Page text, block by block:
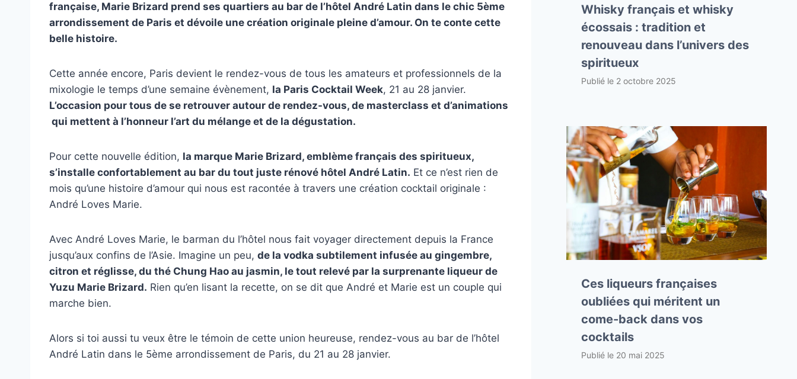
française, Marie Brizard prend ses quartiers au bar de l’hôtel André Latin dans le chic 5ème
arrondissement de Paris et dévoile une création originale pleine d’amour. On te conte cette
belle histoire.
Cette année encore, Paris devient le rendez-vous de tous les amateurs et professionnels de la
mixologie le temps d’une semaine évènement, la Paris Cocktail Week, 21 au 28 janvier.
L’occasion pour tous de se retrouver autour de rendez-vous, de masterclass et d’animations
qui mettent à l’honneur l’art du mélange et de la dégustation.
Pour cette nouvelle édition, la marque Marie Brizard, emblème français des spiritueux,
s’installe confortablement au bar du tout juste rénové hôtel André Latin. Et ce n’est rien de
mois qu’une histoire d’amour qui nous est racontée à travers une création cocktail originale :
André Loves Marie.
Avec André Loves Marie, le barman du l’hôtel nous fait voyager directement depuis la France
jusqu’aux confins de l’Asie. Imagine un peu, de la vodka subtilement infusée au gingembre,
citron et réglisse, du thé Chung Hao au jasmin, le tout relevé par la surprenante liqueur de
Yuzu Marie Brizard. Rien qu’en lisant la recette, on se dit que André et Marie est un couple qui
marche bien.
Alors si toi aussi tu veux être le témoin de cette union heureuse, rendez-vous au bar de l’hôtel
André Latin dans le 5ème arrondissement de Paris, du 21 au 28 janvier.
Whisky français et whisky
écossais : tradition et
renouveau dans l’univers des
spiritueux
Publié le 2 octobre 2025
Ces liqueurs françaises
oubliées qui méritent un
come-back dans vos
cocktails
Publié le 20 mai 2025